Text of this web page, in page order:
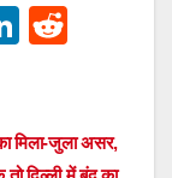
Li
e
di
मिला-जुला असर,